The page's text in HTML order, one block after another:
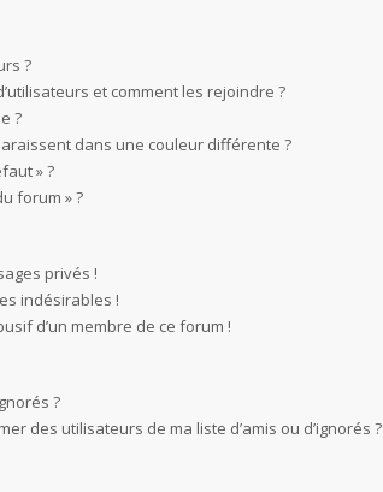
?
et comment les rejoindre ?
?
dans une couleur différente ?
» ?
forum » ?
privés !
indésirables !
d’un membre de ce forum !
?
des utilisateurs de ma liste d’amis ou d’ignorés ?